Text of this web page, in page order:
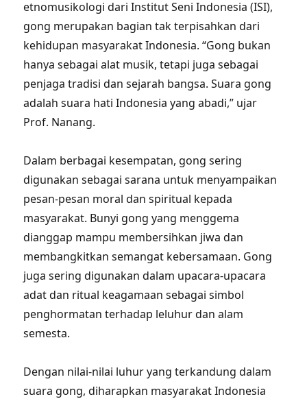
etnomusikologi dari Institut Seni Indonesia (ISI),
gong merupakan bagian tak terpisahkan dari
kehidupan masyarakat Indonesia. “Gong bukan
hanya sebagai alat musik, tetapi juga sebagai
penjaga tradisi dan sejarah bangsa. Suara gong
adalah suara hati Indonesia yang abadi,” ujar
Prof. Nanang.
Dalam berbagai kesempatan, gong sering
digunakan sebagai sarana untuk menyampaikan
pesan-pesan moral dan spiritual kepada
masyarakat. Bunyi gong yang menggema
dianggap mampu membersihkan jiwa dan
membangkitkan semangat kebersamaan. Gong
juga sering digunakan dalam upacara-upacara
adat dan ritual keagamaan sebagai simbol
penghormatan terhadap leluhur dan alam
semesta.
Dengan nilai-nilai luhur yang terkandung dalam
suara gong, diharapkan masyarakat Indonesia